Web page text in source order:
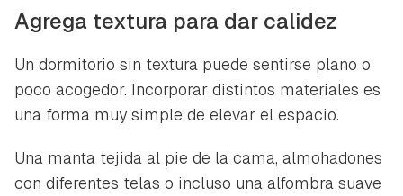
Agrega textura para dar calidez
Un dormitorio sin textura puede sentirse plano o
poco acogedor. Incorporar distintos materiales es
una forma muy simple de elevar el espacio.
Una manta tejida al pie de la cama, almohadones
con diferentes telas o incluso una alfombra suave